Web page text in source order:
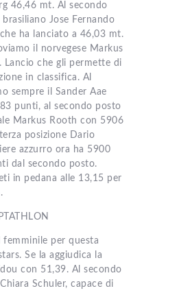
46,46 mt. Al secondo
Jose Fernando
ha lanciato a 46,03 mt.
il norvegese Markus
Lancio che gli permette di
in classifica. Al
sempre il Sander Aae
punti, al secondo posto
Markus Rooth con 5906
posizione Dario
azzurro ora ha 5900
dal secondo posto.
in pedana alle 13,15 per
femminile per questa
Se la aggiudica la
con 51,39. Al secondo
Schuler, capace di